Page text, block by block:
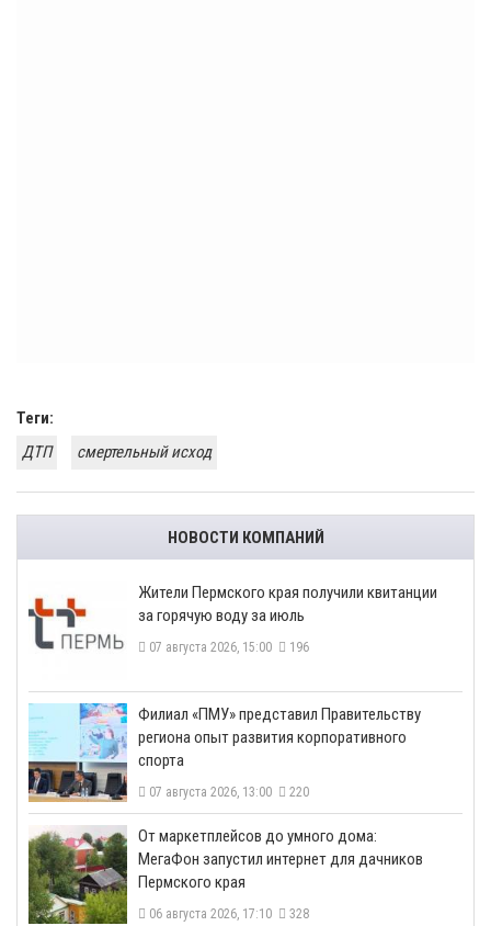
Теги:
ДТП
смертельный исход
НОВОСТИ КОМПАНИЙ
​Жители Пермского края получили квитанции
за горячую воду за июль
07 августа 2026, 15:00 196
​Филиал «ПМУ» представил Правительству
региона опыт развития корпоративного
спорта
07 августа 2026, 13:00 220
От маркетплейсов до умного дома:
МегаФон запустил интернет для дачников
Пермского края
06 августа 2026, 17:10 328